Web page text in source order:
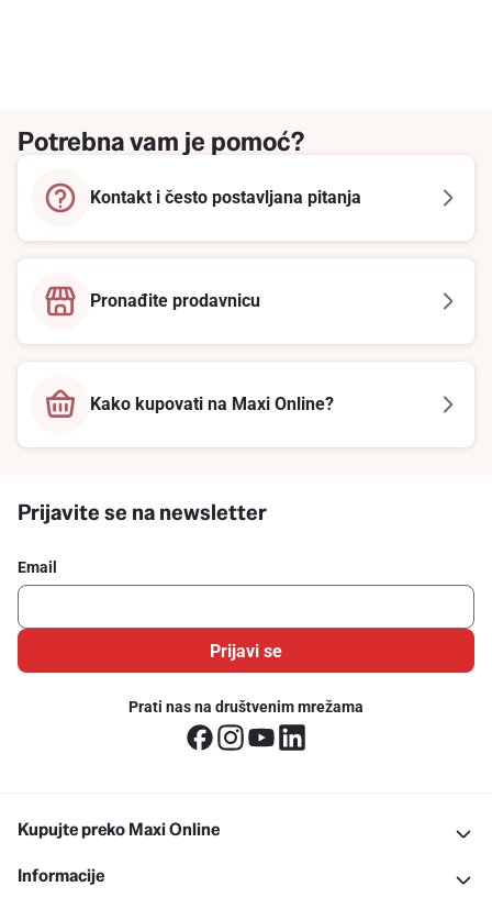
Potrebna vam je pomoć?
Kontakt i često postavljana pitanja
Pronađite prodavnicu
Kako kupovati na Maxi Online?
Prijavite se na newsletter
Email
Prijavi se
Prati nas na društvenim mrežama
Kupujte preko Maxi Online
Informacije